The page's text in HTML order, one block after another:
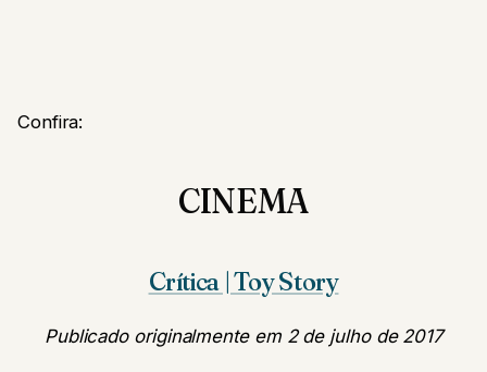
Confira:
CINEMA
Crítica | Toy Story
Publicado originalmente em 2 de julho de 2017